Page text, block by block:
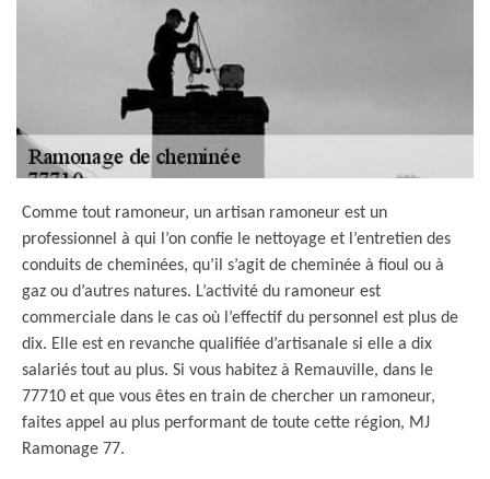
Comme tout ramoneur, un artisan ramoneur est un
professionnel à qui l’on confie le nettoyage et l’entretien des
conduits de cheminées, qu’il s’agit de cheminée à fioul ou à
gaz ou d’autres natures. L’activité du ramoneur est
commerciale dans le cas où l’effectif du personnel est plus de
dix. Elle est en revanche qualifiée d’artisanale si elle a dix
salariés tout au plus. Si vous habitez à Remauville, dans le
77710 et que vous êtes en train de chercher un ramoneur,
faites appel au plus performant de toute cette région, MJ
Ramonage 77.